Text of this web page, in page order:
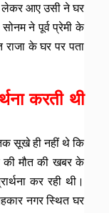
लेकर आए उसी ने घर
सोनम ने पूर्व प्रेमी के
के घर पर पता
करती थी
सूखे ही नहीं थे कि
की मौत की खबर के
कर रही थी।
नगर स्थित घर